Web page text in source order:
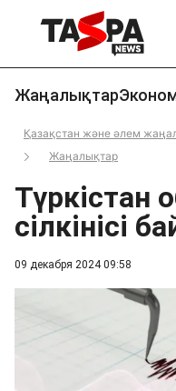
Жаңалықтар
Қазақстан және әлем
Жаңалықтар
09 декабря 2024 09:58
Түркістан
сілкінісі